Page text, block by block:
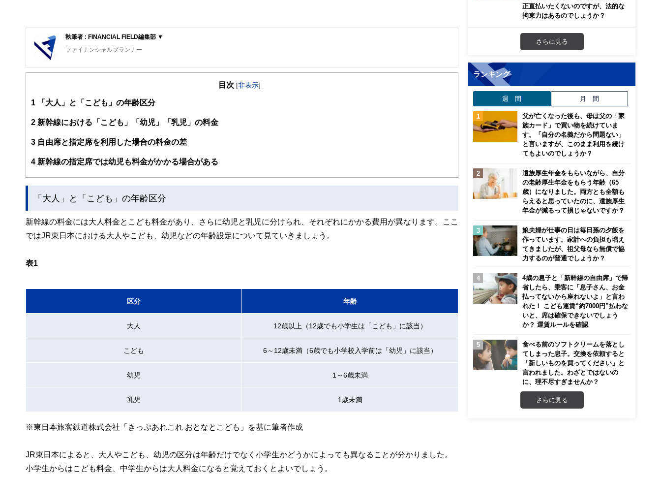
執筆者 : FINANCIAL FIELD編集部 ▼
ファイナンシャルプランナー
FinancialField編集部は、金融、経済に関する記事を、日々の暮らしにどのような影響を与えるかという視点で、お金の知識がない方でも理解でき
案から記事掲載まですべての工程に関わることで、読者目線のコンテンツを追求しています。
FinancialFieldの特徴は、ファイナンシャルプランナー、弁護士、税理士、宅地建物取引士、相続診断士、住宅ローンアドバイザー、DCプランナ
ー、公認会計士、社会保険労務士、行政書士、投資アナリスト、キャリアコンサルタントなど150名以上の有資格者を執筆者・監修者として迎
と、読み応えのあるコンテンツと確かな情報発信を実現しています。
私たちは、快適でより良い生活のアイデアを提供するお金のコンシェルジュを目指します。
目次 [非表示]
1 「大人」と「こども」の年齢区分
2 新幹線における「こども」「幼児」「乳児」の料金
3 自由席と指定席を利用した場合の料金の差
4 新幹線の指定席では幼児も料金がかかる場合がある
「大人」と「こども」の年齢区分
新幹線の料金には大人料金とこども料金があり、さらに幼児と乳児に分けられ、それぞれにかかる費用が異なります。ここ
ではJR東日本における大人やこども、幼児などの年齢設定について見ていきましょう。
表1
区分 年齢
大人 12歳以上（12歳でも小学生は「こども」に該当）
こども 6～12歳未満（6歳でも小学校入学前は「幼児」に該当）
幼児 1～6歳未満
乳児 1歳未満
※東日本旅客鉄道株式会社「きっぷあれこれ おとなとこども」を基に筆者作成
JR東日本によると、大人やこども、幼児の区分は年齢だけでなく小学生かどうかによっても異なることが分かりました。
小学生からはこども料金、中学生からは大人料金になると覚えておくとよいでしょう。
正直払いたくないのですが、法的な
拘束力はあるのでしょうか？
さらに見る
ランキング
週 間 月 間
父が亡くなった後も、母は父の「家
族カード」で買い物を続けていま
す。「自分の名義だから問題ない」
と言いますが、このまま利用を続け
てもよいのでしょうか？
遺族厚生年金をもらいながら、自分
の老齢厚生年金をもらう年齢（65
歳）になりました。両方とも全額も
らえると思っていたのに、遺族厚生
年金が減るって損じゃないですか？
娘夫婦が仕事の日は毎日孫の夕飯を
作っています。家計への負担も増え
てきましたが、祖父母なら無償で協
力するのが普通でしょうか？
4歳の息子と「新幹線の自由席」で帰
省したら、乗客に「息子さん、お金
払ってないから座れないよ」と言わ
れた！ こども運賃“約7000円”払わな
いと、席は確保できないでしょう
か？ 運賃ルールを確認
食べる前のソフトクリームを落とし
てしまった息子。交換を依頼すると
「新しいものを買ってください」と
言われました。わざとではないの
に、理不尽すぎませんか？
さらに見る